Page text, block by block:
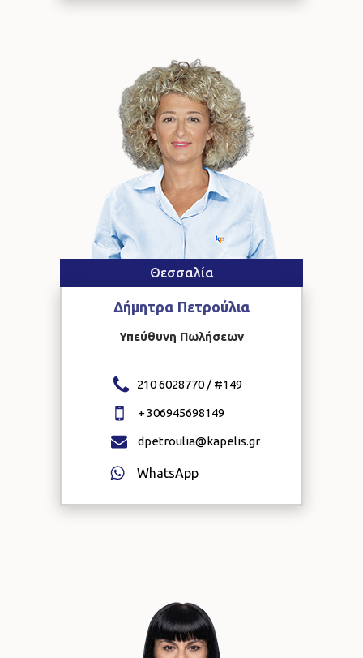
Θεσσαλία
Δήμητρα Πετρούλια
Υπεύθυνη Πωλήσεων
210 6028770 / #149
+306945698149
dpetroulia@kapelis.gr
WhatsApp